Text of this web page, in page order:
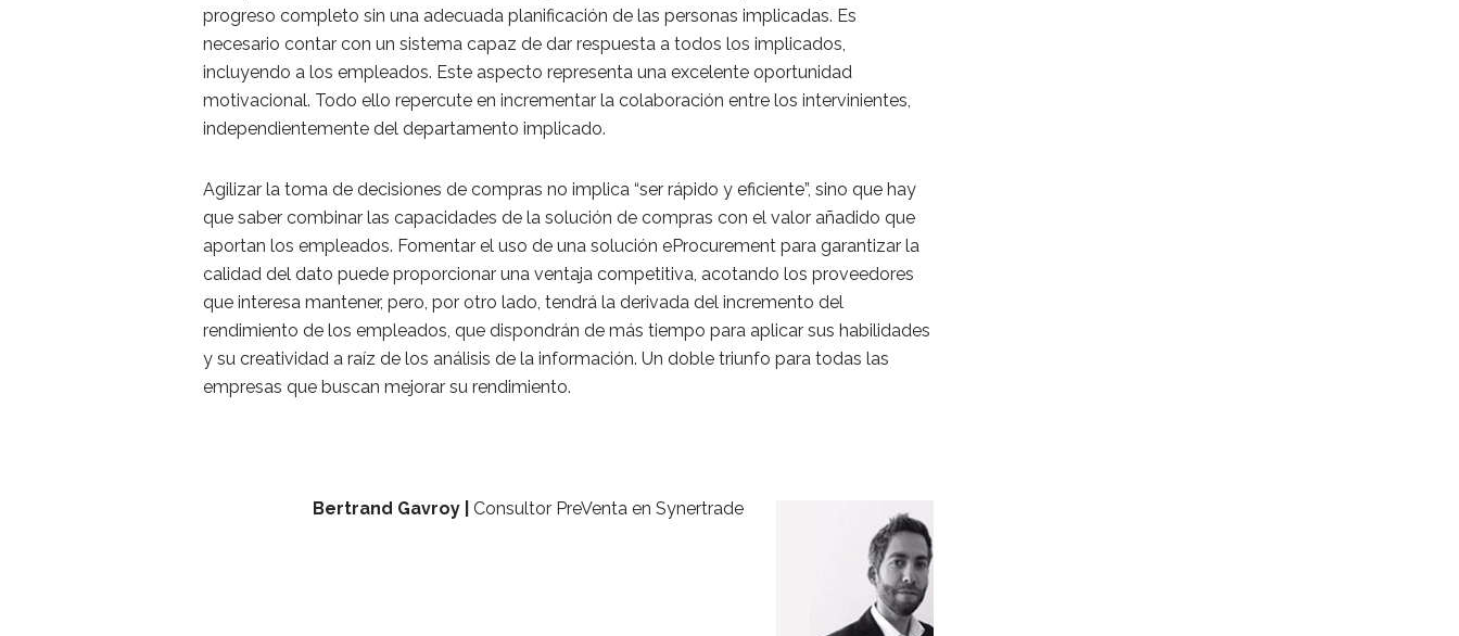
progreso completo sin una adecuada planificación de las personas implicadas. Es
necesario contar con un sistema capaz de dar respuesta a todos los implicados,
incluyendo a los empleados. Este aspecto representa una excelente oportunidad
motivacional. Todo ello repercute en incrementar la colaboración entre los intervinientes,
independientemente del departamento implicado.
Agilizar la toma de decisiones de compras no implica “ser rápido y eficiente”, sino que hay
que saber combinar las capacidades de la solución de compras con el valor añadido que
aportan los empleados. Fomentar el uso de una solución eProcurement para garantizar la
calidad del dato puede proporcionar una ventaja competitiva, acotando los proveedores
que interesa mantener, pero, por otro lado, tendrá la derivada del incremento del
rendimiento de los empleados, que dispondrán de más tiempo para aplicar sus habilidades
y su creatividad a raíz de los análisis de la información. Un doble triunfo para todas las
empresas que buscan mejorar su rendimiento.
Bertrand Gavroy |Consultor PreVenta en Synertrade